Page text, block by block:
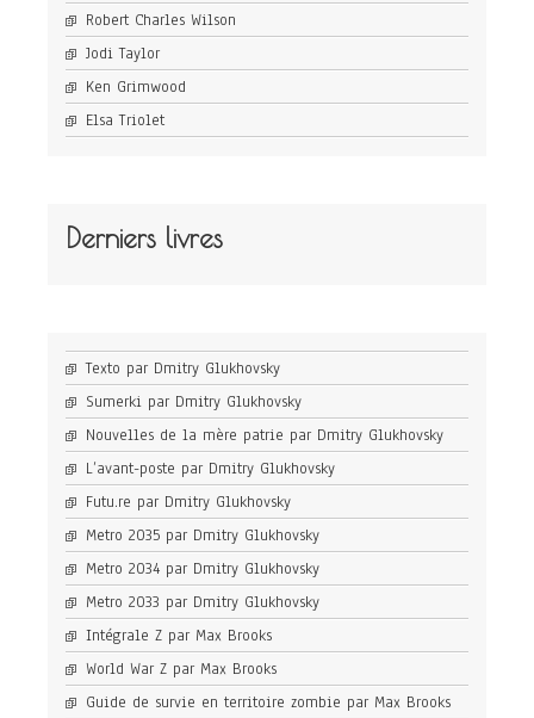
Robert Charles Wilson
Jodi Taylor
Ken Grimwood
Elsa Triolet
Derniers livres
Texto par Dmitry Glukhovsky
Sumerki par Dmitry Glukhovsky
Nouvelles de la mère patrie par Dmitry Glukhovsky
L’avant-poste par Dmitry Glukhovsky
Futu.re par Dmitry Glukhovsky
Metro 2035 par Dmitry Glukhovsky
Metro 2034 par Dmitry Glukhovsky
Metro 2033 par Dmitry Glukhovsky
Intégrale Z par Max Brooks
World War Z par Max Brooks
Guide de survie en territoire zombie par Max Brooks